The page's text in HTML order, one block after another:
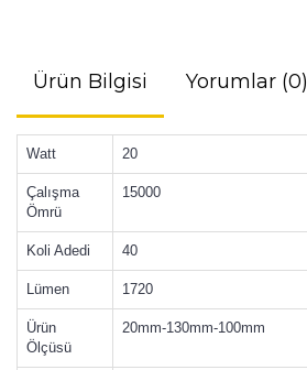
Ürün Bilgisi Yorumlar (0)
Watt 20
Çalışma
Ömrü
15000
Koli Adedi 40
Lümen 1720
Ürün
Ölçüsü
20mm-130mm-100mm